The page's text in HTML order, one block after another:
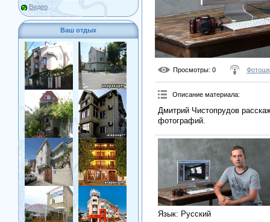
Видео
Ваш отдых
Просмотры: 0
Описание материала:
Дмитрий Чистопрудов
фотографий.
Язык: Русский